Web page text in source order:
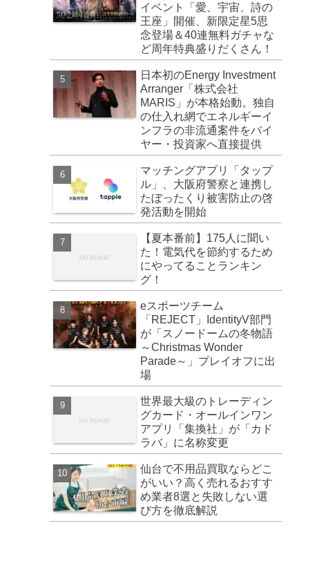
イベント「愛、宇宙、詩の
王座」開催、新限定星5思
念登場＆40連無料ガチャな
ど周年特典盛りだくさん！
日本初のEnergy Investment
Arranger「株式会社
MARIS」が本格始動。独自
の仕入れ網でエネルギーイ
ンフラの非流通案件をバイ
ヤー・投資家へ直接提供
マッチングアプリ「タップ
ル」、大阪府警察と連携し
たぼったくり被害防止の啓
発活動を開始
【夏本番前】175人に聞い
た！電気代を節約するため
にやってることランキン
グ！
eスポーツチーム
「REJECT」IdentityV部門
が「スノードームの冬物語
～Christmas Wonder
Parade～」プレイオフに出
場
世界最大級のトレーディン
グカード・オールインワン
アプリ「集換社」が「カド
ラバ」に名称変更
仙台で不用品買取ならどこ
がいい？高く売れるおすす
め業者8選と失敗しない選
び方を徹底解説